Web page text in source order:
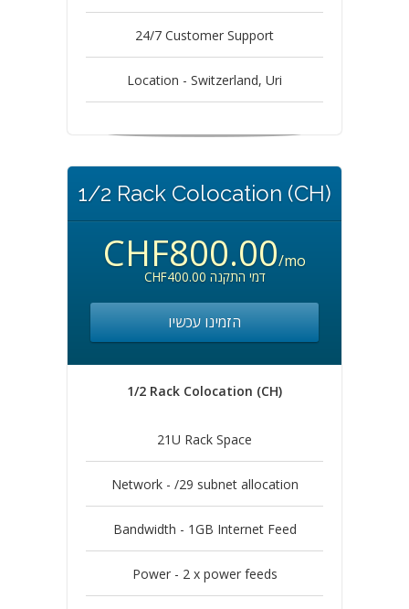
24/7 Customer Support
Location - Switzerland, Uri
1/2 Rack Colocation (CH)
CHF800.00/mo
CHF400.00 דמי התקנה
הזמינו עכשיו
1/2 Rack Colocation (CH)
21U Rack Space
Network - /29 subnet allocation
Bandwidth - 1GB Internet Feed
Power - 2 x power feeds